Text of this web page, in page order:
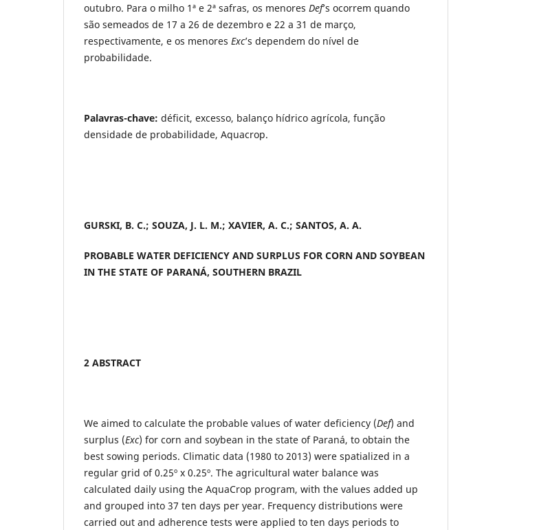
outubro. Para o milho 1ª e 2ª safras, os menores Def’s ocorrem quando
são semeados de 17 a 26 de dezembro e 22 a 31 de março,
respectivamente, e os menores Exc’s dependem do nível de
probabilidade.
Palavras-chave: déficit, excesso, balanço hídrico agrícola, função
densidade de probabilidade, Aquacrop.
GURSKI, B. C.; SOUZA, J. L. M.; XAVIER, A. C.; SANTOS, A. A.
PROBABLE WATER DEFICIENCY AND SURPLUS FOR CORN AND SOYBEAN
IN THE STATE OF PARANÁ, SOUTHERN BRAZIL
2 ABSTRACT
We aimed to calculate the probable values ​​of water deficiency (Def) and
surplus (Exc) for corn and soybean in the state of Paraná, to obtain the
best sowing periods. Climatic data (1980 to 2013) were spatialized in a
regular grid of 0.25º x 0.25º. The agricultural water balance was
calculated daily using the AquaCrop program, with the values ​​added up
and grouped into 37 ten days per year. Frequency distributions were
carried out and adherence tests were applied to ten days periods to